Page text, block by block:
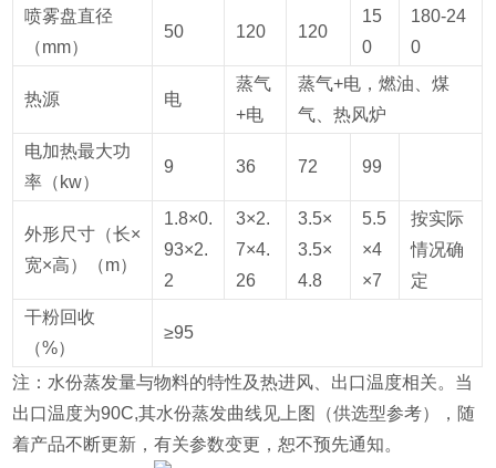
喷雾盘直径
（mm）
50 120 120
15
0
180-24
0
热源 电
蒸气
+电
蒸气+电，燃油、煤
气、热风炉
电加热最大功
率（kw）
9 36 72 99
外形尺寸（长×
宽×高）（m）
1.8×0.
93×2.
2
3×2.
7×4.
26
3.5×
3.5×
4.8
5.5
×4
×7
按实际
情况确
定
干粉回收
（%）
≥95
注：水份蒸发量与物料的特性及热进风、出口温度相关。当
出口温度为90C,其水份蒸发曲线见上图（供选型参考），随
着产品不断更新，有关参数变更，恕不预先通知。